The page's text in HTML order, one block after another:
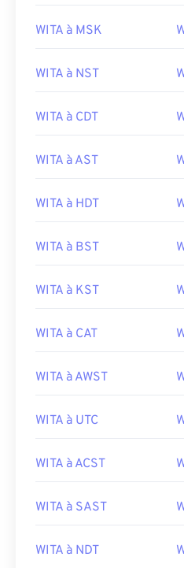
WITA à MSK
WITA à NST
WITA à CDT
WITA à AST
WITA à HDT
WITA à BST
WITA à KST
WITA à CAT
WITA à AWST
WITA à UTC
WITA à ACST
WITA à SAST
WITA à NDT